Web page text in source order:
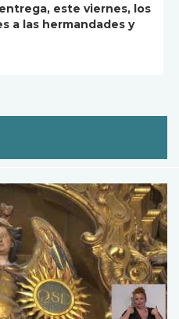
este viernes, los
a las hermandades y